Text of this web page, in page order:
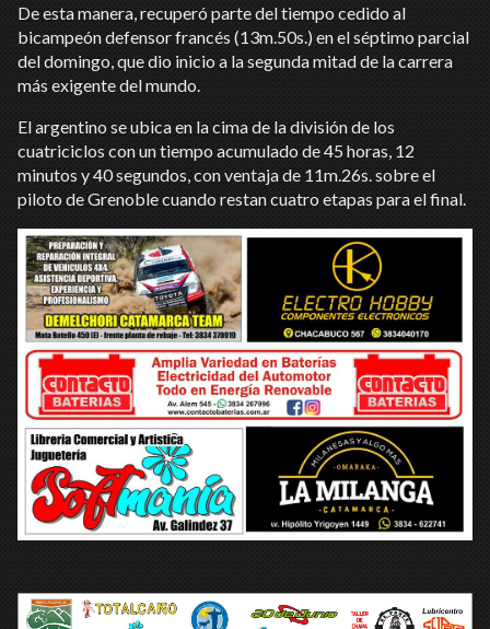
De esta manera, recuperó parte del tiempo cedido al
bicampeón defensor francés (13m.50s.) en el séptimo parcial
del domingo, que dio inicio a la segunda mitad de la carrera
más exigente del mundo.
El argentino se ubica en la cima de la división de los
cuatriciclos con un tiempo acumulado de 45 horas, 12
minutos y 40 segundos, con ventaja de 11m.26s. sobre el
piloto de Grenoble cuando restan cuatro etapas para el final.